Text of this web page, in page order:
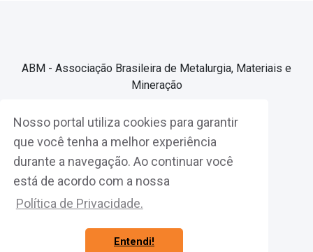
Nosso portal utiliza cookies para garantir
que você tenha a melhor experiência
durante a navegação. Ao continuar você
está de acordo com a nossa
Política de Privacidade.
Entendi!
ABM - Associação Brasileira de Metalurgia, Materiais e
Mineração
Associe-se
Fazer Login